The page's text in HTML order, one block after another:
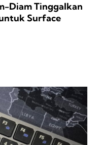
Diam Tinggalkan
Surface